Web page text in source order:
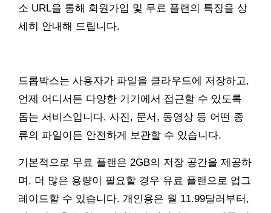
소 URL을 통해 회원가입 및 무료 플랜의 특징을 상
세히 안내해 드립니다.
드롭박스는 사용자가 파일을 클라우드에 저장하고,
언제 어디서든 다양한 기기에서 접근할 수 있도록
돕는 서비스입니다. 사진, 문서, 동영상 등 어떤 종
류의 파일이든 안전하게 보관할 수 있습니다.
기본적으로 무료 플랜은 2GB의 저장 공간을 제공하
며, 더 많은 용량이 필요할 경우 유료 플랜으로 업그
레이드할 수 있습니다. 개인용은 월 11.99달러부터,